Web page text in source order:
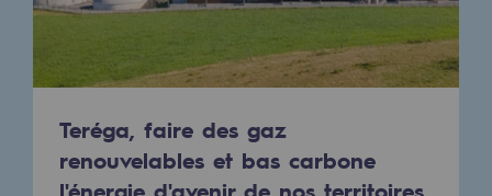
Infrastructures historiques
Biométhane
Biométhane : Enjeux et opportunités
Teréga, faire des gaz
renouvelables et bas carbone
l'énergie d'avenir de nos territoires